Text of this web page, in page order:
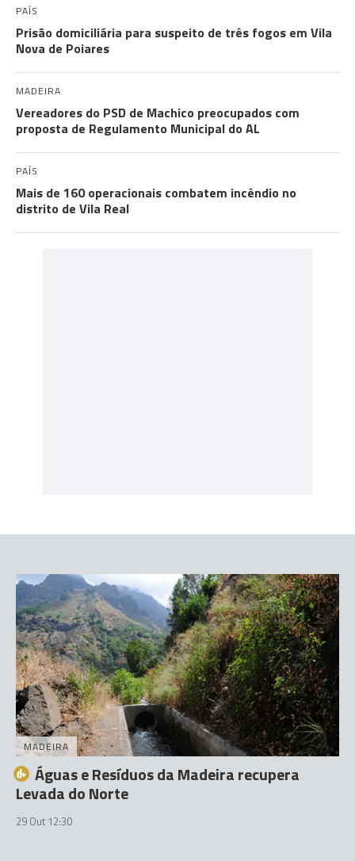
PAÍS
Prisão domiciliária para suspeito de três fogos em Vila
Nova de Poiares
MADEIRA
Vereadores do PSD de Machico preocupados com
proposta de Regulamento Municipal do AL
PAÍS
Mais de 160 operacionais combatem incêndio no
distrito de Vila Real
MADEIRA
Águas e Resíduos da Madeira recupera
Levada do Norte
29 Out 12:30